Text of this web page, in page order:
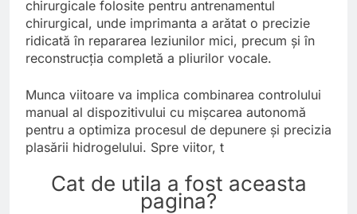
chirurgicale folosite pentru antrenamentul
chirurgical, unde imprimanta a arătat o precizie
ridicată în repararea leziunilor mici, precum și în
reconstrucția completă a pliurilor vocale.
Munca viitoare va implica combinarea controlului
manual al dispozitivului cu mișcarea autonomă
pentru a optimiza procesul de depunere și precizia
plasării hidrogelului. Spre viitor, t
Cat de utila a fost aceasta
pagina?